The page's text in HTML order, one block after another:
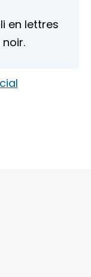
en lettres